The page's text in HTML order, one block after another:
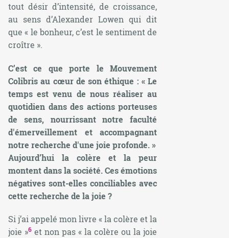
tout désir d’intensité, de croissance,
au sens d’Alexander Lowen qui dit
que« le bonheur, c’est le sentiment de
croître ».
C’est ce que porte le Mouvement
Colibris au cœur de son éthique : « Le
temps est venu de nous réaliser au
quotidien dans des actions porteuses
de sens, nourrissant notre faculté
d'émerveillement et accompagnant
notre recherche d'une joie profonde. »
Aujourd’hui la colère et la peur
montent dans la société. Ces émotions
négatives sont-elles conciliables avec
cette recherche de la joie ?
Si j’ai appelé mon livre « la colère et la
joie »6 et non pas « la colère ou la joie